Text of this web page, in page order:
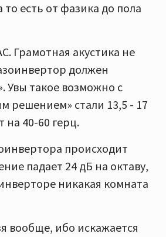
есть от фазика до пола
Грамотная акустика не
должен
Увы такое возможно с
решением» стали 13,5 - 17
40-60 герц.
происходит
падает 24 дБ на октаву,
никакая комната
вообще, ибо искажается